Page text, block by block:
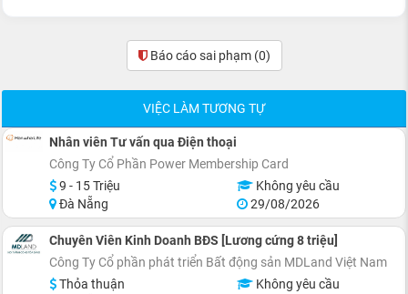
Báo cáo sai phạm (0)
VIỆC LÀM TƯƠNG TỰ
Nhân viên Tư vấn qua Điện thoại
Công Ty Cổ Phần Power Membership Card
9 - 15 Triệu
Không yêu cầu
Đà Nẵng
29/08/2026
Chuyên Viên Kinh Doanh BĐS [Lương cứng 8 triệu]
Công Ty Cổ phần phát triển Bất động sản MDLand Việt Nam
Thỏa thuận
Không yêu cầu